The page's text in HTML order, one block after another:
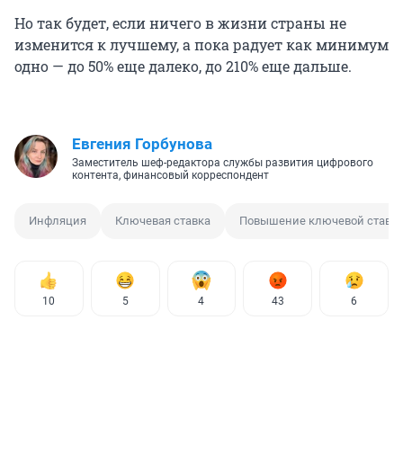
Но так будет, если ничего в жизни страны не
изменится к лучшему, а пока радует как минимум
одно — до 50% еще далеко, до 210% еще дальше.
Евгения Горбунова
Заместитель шеф-редактора службы развития цифрового
контента, финансовый корреспондент
Инфляция Ключевая ставка Повышение ключевой
10 5 4 43 6